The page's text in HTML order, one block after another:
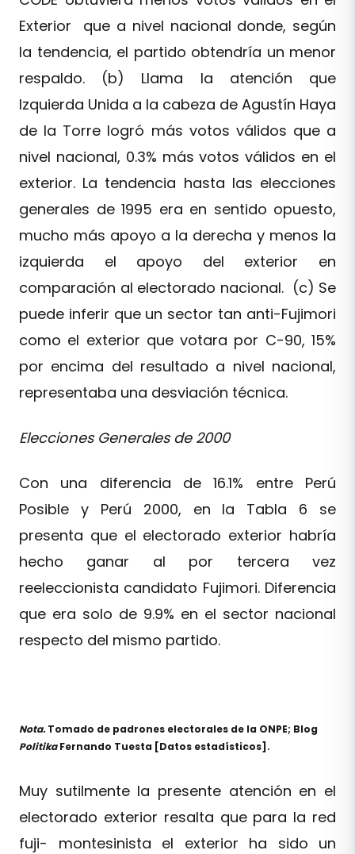
Exterior que a nivel nacional donde, según
la tendencia, el partido obtendría un menor
respaldo. (b) Llama la atención que
Izquierda Unida a la cabeza de Agustín Haya
de la Torre logró más votos válidos que a
nivel nacional, 0.3% más votos válidos en el
exterior. La tendencia hasta las elecciones
generales de 1995 era en sentido opuesto,
mucho más apoyo a la derecha y menos la
izquierda el apoyo del exterior en
comparación al electorado nacional. (c) Se
puede inferir que un sector tan anti-Fujimori
como el exterior que votara por C-90, 15%
por encima del resultado a nivel nacional,
representaba una desviación técnica.
Elecciones Generales de 2000
Con una diferencia de 16.1% entre Perú
Posible y Perú 2000, en la Tabla 6 se
presenta que el electorado exterior habría
hecho ganar al por tercera vez
reeleccionista candidato Fujimori. Diferencia
que era solo de 9.9% en el sector nacional
respecto del mismo partido.
Nota.Tomado de padrones electorales de la ONPE; Blog
PolitikaFernando Tuesta [Datos estadísticos].
Muy sutilmente la presente atención en el
electorado exterior resalta que para la red
fuji- montesinista el exterior ha sido un